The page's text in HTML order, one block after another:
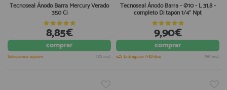
Tecnoseal Ánodo Barra Mercury Verado
350 Ci
8,85€
comprar
Seleccionar opción IVA incl.
Tecnoseal Ánodo Barra - Ø10 - L 31,8 -
completo Di tapón 1/4" Npt
9,90€
comprar
Entrega en 7-10 días IVA incl.